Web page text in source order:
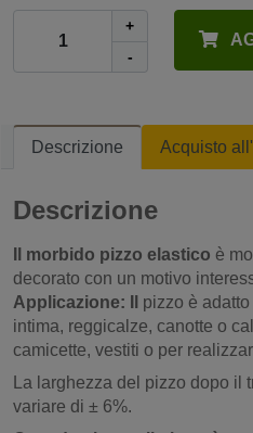
+
-
Descrizione Acquisto
Descrizione
Il morbido pizzo elastico è
decorato con un motivo
Applicazione: Il
pizzo è
intima, reggicalze, canotte o
camicette, vestiti o per
La larghezza del pizzo dopo il
variare di ± 6%.